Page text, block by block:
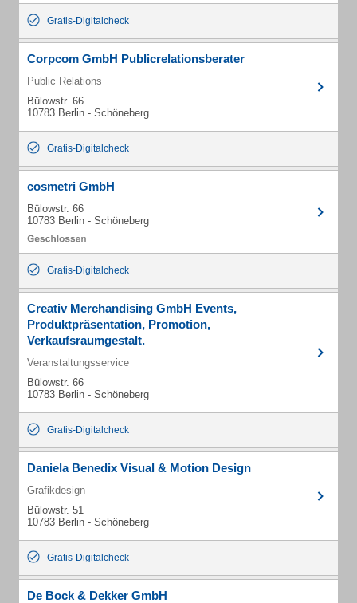
Gratis-Digitalcheck
Corpcom GmbH Publicrelationsberater
Public Relations
Bülowstr. 66
10783 Berlin - Schöneberg
Gratis-Digitalcheck
cosmetri GmbH
Bülowstr. 66
10783 Berlin - Schöneberg
Gratis-Digitalcheck
Creativ Merchandising GmbH Events,
Produktpräsentation, Promotion,
Verkaufsraumgestalt.
Veranstaltungsservice
Bülowstr. 66
10783 Berlin - Schöneberg
Gratis-Digitalcheck
Daniela Benedix Visual & Motion Design
Grafikdesign
Bülowstr. 51
10783 Berlin - Schöneberg
Gratis-Digitalcheck
De Bock & Dekker GmbH